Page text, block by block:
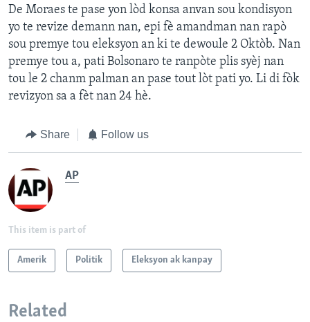
De Moraes te pase yon lòd konsa anvan sou kondisyon
yo te revize demann nan, epi fè amandman nan rapò
sou premye tou eleksyon an ki te dewoule 2 Oktòb. Nan
premye tou a, pati Bolsonaro te ranpòte plis syèj nan
tou le 2 chanm palman an pase tout lòt pati yo. Li di fòk
revizyon sa a fèt nan 24 hè.
Share Follow us
AP
This item is part of
Amerik Politik Eleksyon ak kanpay
Related